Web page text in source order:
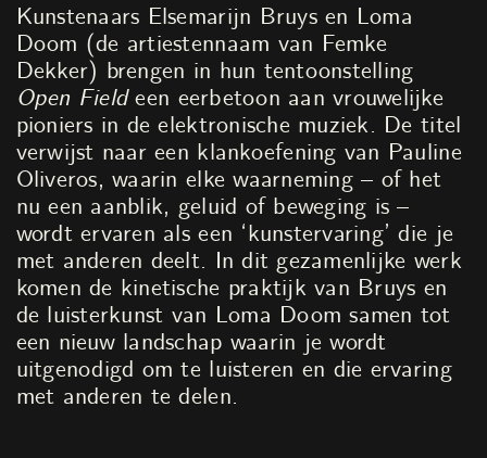
Kunstenaars Elsemarijn Bruys en Loma
Doom (de artiestennaam van Femke
Dekker) brengen in hun tentoonstelling
Open Fieldeen eerbetoon aan vrouwelijke
pioniers in de elektronische muziek. De titel
verwijst naar een klankoefening van Pauline
Oliveros, waarin elke waarneming – of het
nu een aanblik, geluid of beweging is –
wordt ervaren als een ‘kunstervaring’ die je
met anderen deelt. In dit gezamenlijke werk
komen de kinetische praktijk van Bruys en
de luisterkunst van Loma Doom samen tot
een nieuw landschap waarin je wordt
uitgenodigd om te luisteren en die ervaring
met anderen te delen.